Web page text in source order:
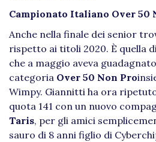
Campionato Italiano Over 50
Anche nella finale dei senior
rispetto ai titoli 2020. È quella di
che a maggio aveva
categoria Over 50 Non Pro
Wimpy. Giannitti ha ora
quota 141 con un nuovo
Taris, per gli amici
sauro di 8 anni figlio di